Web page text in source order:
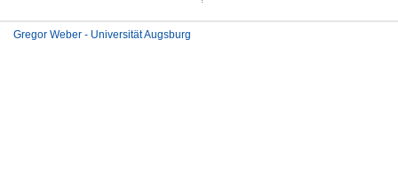
Gregor Weber - Universität Augsburg